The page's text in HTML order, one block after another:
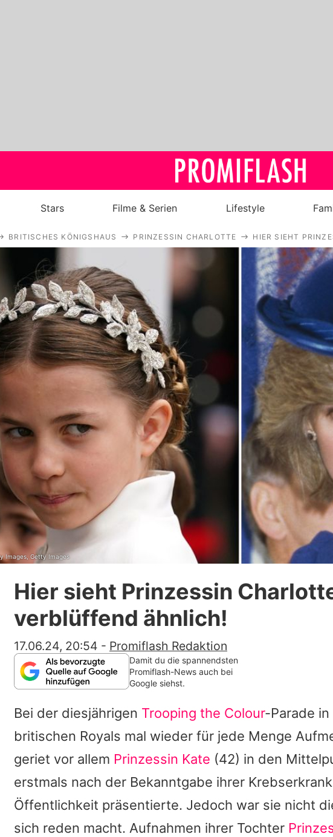
Royals
Filme & Serien
Lifestyle
Familie & Liebe
Promiflash Exklusiv
Alle Themen auf Promiflash
Jobs
App runterladen
Team
Redaktionelle Richtlinien
Impressum
Datenschutzerklärung
Nutzungsbedingungen
Utiq verwalten
Stars Filme & Serien Lifestyle
BRITISCHES KÖNIGSHAUS PRINZESSIN CHARLOTTE HIER SIEHT
Images, Getty Images
Hier sieht Prinzessin
verblüffend ähnlich!
17.06.24, 20:54 - Promiflash Redaktion
Damit du die spannendsten
Promiflash-News auch bei
Google siehst.
Bei der diesjährigen Trooping the Colour-Parade
britischen Royals mal wieder für jede Menge
geriet vor allem Prinzessin Kate (42) in den
erstmals nach der Bekanntgabe ihrer
Öffentlichkeit präsentierte. Jedoch war sie nicht
sich reden macht. Aufnahmen ihrer Tochter